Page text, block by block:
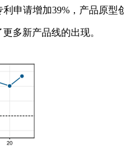
请增加39%，产品原型创
多新产品线的出现。